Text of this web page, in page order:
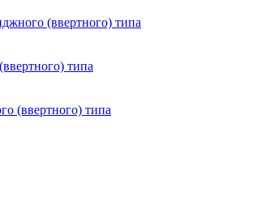
(ввертного) типа
типа
(ввертного) типа